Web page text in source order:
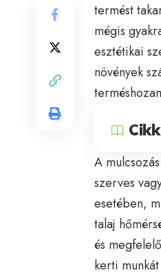
termést
mégis
esztétikai
növények
A
szerves
esetében,
talaj
és
kerti